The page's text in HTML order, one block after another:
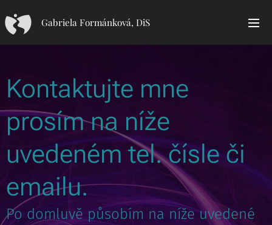
Gabriela Formánková, DiS
Kontaktujte mne
prosím na níže
uvedeném tel. čísle či
emailu.
Po domluvě působím na níže uvedené